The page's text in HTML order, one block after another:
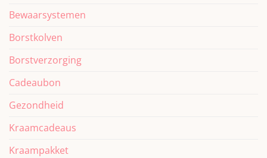
Bewaarsystemen
Borstkolven
Borstverzorging
Cadeaubon
Gezondheid
Kraamcadeaus
Kraampakket